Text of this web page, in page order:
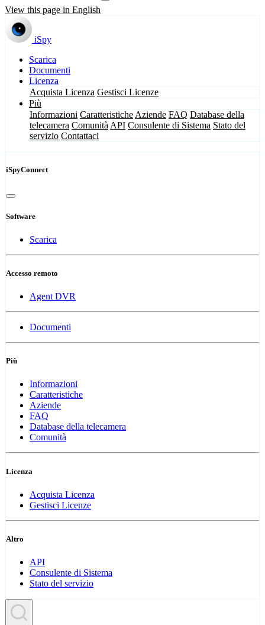
View this page in English
iSpy
Scarica
Documenti
Licenza
Acquista Licenza Gestisci Licenze
Più
Informazioni Caratteristiche Aziende FAQ Database della
telecamera Comunità API Consulente di Sistema Stato del
servizio Contattaci
iSpyConnect
Software
Scarica
Accesso remoto
Agent DVR
Documenti
Più
Informazioni
Caratteristiche
Aziende
FAQ
Database della telecamera
Comunità
Licenza
Acquista Licenza
Gestisci Licenze
Altro
API
Consulente di Sistema
Stato del servizio